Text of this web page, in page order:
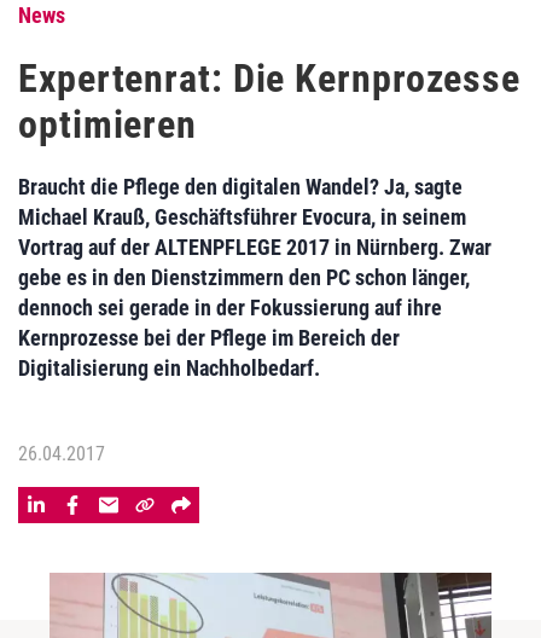
News
Expertenrat: Die Kernprozesse
optimieren
Braucht die Pflege den digitalen Wandel? Ja, sagte
Michael Krauß, Geschäftsführer Evocura, in seinem
Vortrag auf der ALTENPFLEGE 2017 in Nürnberg. Zwar
gebe es in den Dienstzimmern den PC schon länger,
dennoch sei gerade in der Fokussierung auf ihre
Kernprozesse bei der Pflege im Bereich der
Digitalisierung ein Nachholbedarf.
26.04.2017